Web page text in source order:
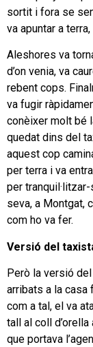
sortit i fora se
va apuntar a
Aleshores va
d’on venia, va
rebent cops.
va fugir
conèixer molt bé
quedat dins del
aquest cop
per terra i va
per
seva, a Montgat,
com ho va fer.
Versió del
Però la versió
arribats a la casa
com a tal, el va
tall al coll
que portava